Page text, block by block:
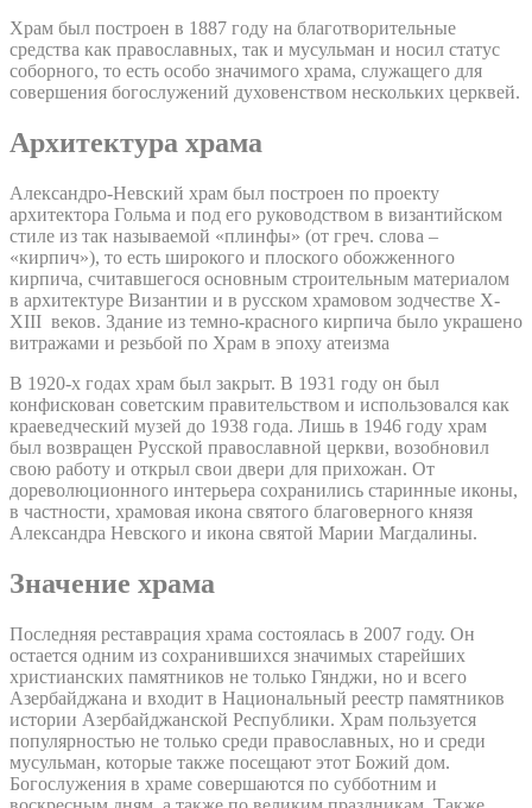
Храм был построен в 1887 году на благотворительные
средства как православных, так и мусульман и носил статус
соборного, то есть особо значимого храма, служащего для
совершения богослужений духовенством нескольких церквей.
Архитектура храма
Александро-Невский храм был построен по проекту
архитектора Гольма и под его руководством в византийском
стиле из так называемой «плинфы» (от греч. слова –
«кирпич»), то есть широкого и плоского обожженного
кирпича, считавшегося основным строительным материалом
в архитектуре Византии и в русском храмовом зодчестве X-
XIII веков. Здание из темно-красного кирпича было украшено
витражами и резьбой по Храм в эпоху атеизма
В 1920-х годах храм был закрыт. В 1931 году он был
конфискован советским правительством и использовался как
краеведческий музей до 1938 года. Лишь в 1946 году храм
был возвращен Русской православной церкви, возобновил
свою работу и открыл свои двери для прихожан. От
дореволюционного интерьера сохранились старинные иконы,
в частности, храмовая икона святого благоверного князя
Александра Невского и икона святой Марии Магдалины.
Значение храма
Последняя реставрация храма состоялась в 2007 году. Он
остается одним из сохранившихся значимых старейших
христианских памятников не только Гянджи, но и всего
Азербайджана и входит в Национальный реестр памятников
истории Азербайджанской Республики. Храм пользуется
популярностью не только среди православных, но и среди
мусульман, которые также посещают этот Божий дом.
Богослужения в храме совершаются по субботним и